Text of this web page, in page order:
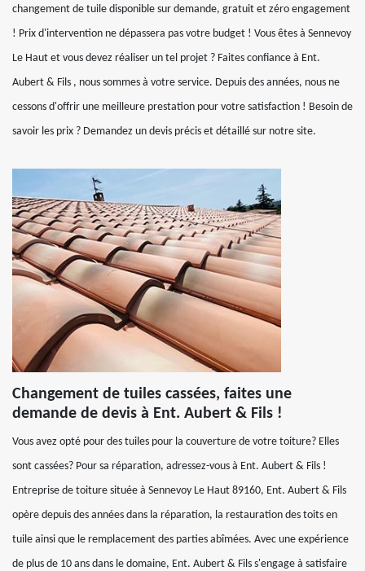
changement de tuile disponible sur demande, gratuit et zéro engagement
! Prix d'intervention ne dépassera pas votre budget ! Vous êtes à Sennevoy
Le Haut et vous devez réaliser un tel projet ? Faites confiance à Ent.
Aubert & Fils , nous sommes à votre service. Depuis des années, nous ne
cessons d'offrir une meilleure prestation pour votre satisfaction ! Besoin de
savoir les prix ? Demandez un devis précis et détaillé sur notre site.
Changement de tuiles cassées, faites une
demande de devis à Ent. Aubert & Fils !
Vous avez opté pour des tuiles pour la couverture de votre toiture? Elles
sont cassées? Pour sa réparation, adressez-vous à Ent. Aubert & Fils !
Entreprise de toiture située à Sennevoy Le Haut 89160, Ent. Aubert & Fils
opère depuis des années dans la réparation, la restauration des toits en
tuile ainsi que le remplacement des parties abîmées. Avec une expérience
de plus de 10 ans dans le domaine, Ent. Aubert & Fils s'engage à satisfaire